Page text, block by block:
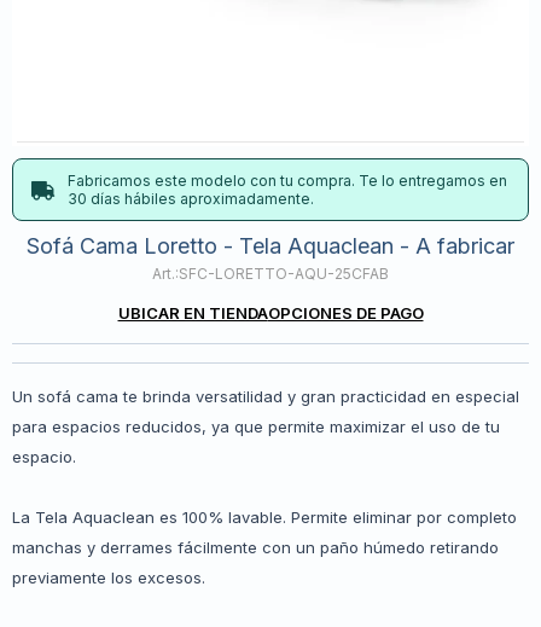
Fabricamos este modelo con tu compra. Te lo entregamos en
30 días hábiles aproximadamente.
Sofá Cama Loretto - Tela Aquaclean - A fabricar
SFC-LORETTO-AQU-25CFAB
UBICAR EN TIENDAOPCIONES DE PAGO
Un sofá cama te brinda versatilidad y gran practicidad en especial
para espacios reducidos, ya que permite maximizar el uso de tu
espacio.
La Tela Aquaclean es 100% lavable. Permite eliminar por completo
manchas y derrames fácilmente con un paño húmedo retirando
previamente los excesos.